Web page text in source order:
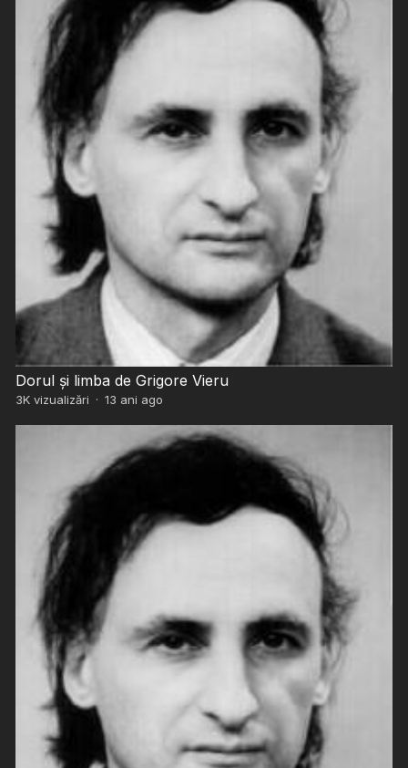
Dorul şi limba de Grigore Vieru
3Kvizualizări · 13 ani ago